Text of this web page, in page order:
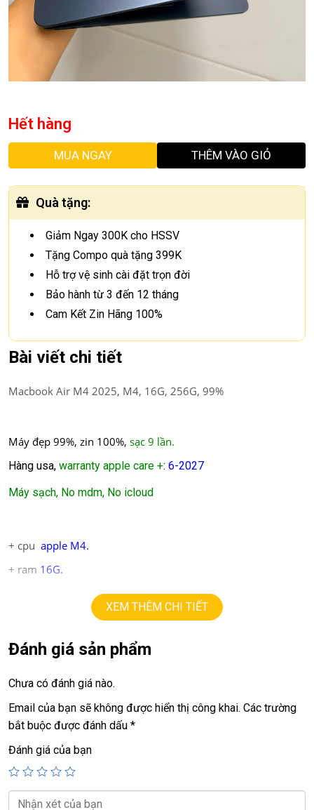
Hết hàng
MUA NGAY THÊM VÀO GIỎ
Quà tặng:
Giảm Ngay 300K cho HSSV
Tặng Compo quà tặng 399K
Hỗ trợ vệ sinh cài đặt trọn đời
Bảo hành từ 3 đến 12 tháng
Cam Kết Zin Hãng 100%
Bài viết chi tiết
Macbook Air M4 2025, M4, 16G, 256G, 99%
Máy đẹp 99%, zin 100%, sạc 9 lần.
Hàng usa, warranty apple care +: 6-2027
Máy sạch, No mdm, No icloud
+ cpu apple M4.
+ ram 16G.
liqid retina
+ pin 100%, mới sạc 9 lần
💻LAPTOP TRIỀU PHÁT • UY TÍN • CHẤT LƯỢNG • GIÁ
📍Địa chỉ:60/26 Đồng Đen, P. Tân Bình, TP.HCM
XEM THÊM CHI TIẾT
Đánh giá sản phẩm
Chưa có đánh giá nào.
Email của bạn sẽ không được hiển thị công khai. Các trường
bắt buộc được đánh dấu *
Đánh giá của bạn